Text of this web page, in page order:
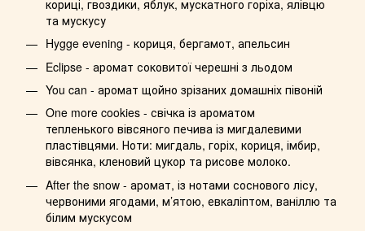
кориці, гвоздики, яблук, мускатного горіха, ялівцю
та мускусу
Hygge evening - кориця, бергамот, апельсин
Eclipse - аромат соковитої черешні з льодом
You can - аромат щойно зрізаних домашніх півоній
One more cookies - свічка із ароматом
тепленького вівсяного печива із мигдалевими
пластівцями. Ноти: мигдаль, горіх, кориця, імбир,
вівсянка, кленовий цукор та рисове молоко.
After the snow - аромат, із нотами соснового лісу,
червоними ягодами, м’ятою, евкаліптом, ваніллю та
білим мускусом